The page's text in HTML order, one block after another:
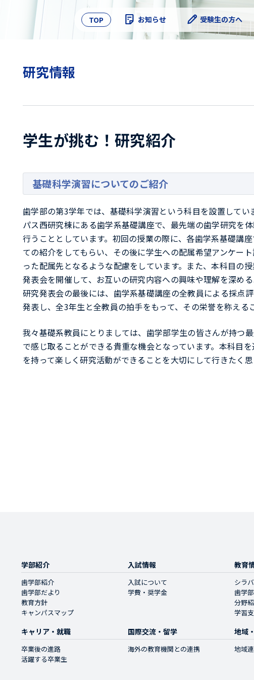
TOP お知らせ 受験生の方へ
研究情報
学生が挑む！研究紹介
基礎科学演習についてのご紹介
歯学部の第3学年では、基礎科学演習という科目を設置してい
パス西研究棟にある歯学系基礎講座で、最先端の歯学研究を
行うこととしています。初回の授業の際に、各歯学系基礎講
ての紹介をしてもらい、その後に学生への配属希望アンケー
った配属先となるような配慮をしています。また、本科目の
発表会を開催して、お互いの研究内容への興味や理解を深め
研究発表会の最後には、歯学系基礎講座の全教員による採点
発表し、全3年生と全教員の拍手をもって、その栄誉を称える
我々基礎系教員にとりましては、歯学部学生の皆さんが持つ
で感じ取ることができる貴重な機会となっています。本科目
を持って楽しく研究活動ができることを大切にして行きたく思
学部紹介
歯学部紹介
歯学部だより
教育方針
キャンパスマップ
入試情報
入試について
学費・奨学金
教育
シラ
歯学
分野
学習
キャリア・就職
卒業後の進路
活躍する卒業生
国際交流・留学
海外の教育機関との連携
地域
地域